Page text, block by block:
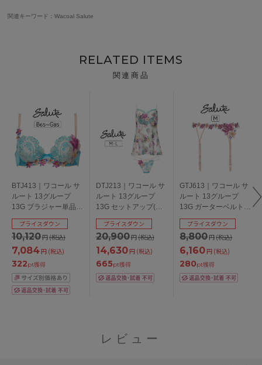
関連キーワード：Wacoal Salute
RELATED ITEMS
関連商品
BTJ413｜ワコール サ
ルート 13グループ
13G ブラジャー単品
P-upタイプ BCDEFG
カップ アンダー
65/70/75/80/85cm
10,120円(税込)
プライスダウン
7,084円 (税込)
322pt獲得
DTJ213｜ワコール サ
ルート 13グループ
13G セットアップ(キ
ャミ＋Ｔバック) M/L
20,900円(税込)
プライスダウン
14,630円 (税込)
665pt獲得
GTJ613｜ワコール サ
ルート 13グループ
13G ガーターベルト
M
8,800円(税込)
プライスダウン
6,160円 (税込)
280pt獲得
レビュー